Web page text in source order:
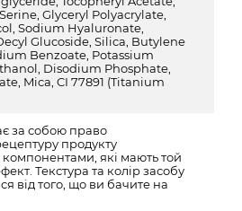
Glyceryl Polyacrylate,
Sodium Hyaluronate,
Glucoside, Silica, Butylene
Benzoate, Potassium
Disodium Phosphate,
Mica, CI 77891 (Titanium
за собою право
продукту
які мають той
Текстура та колір засобу
від того, що ви бачите на